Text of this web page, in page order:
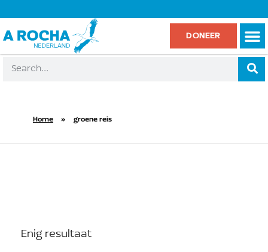
DONEER
Home » groene reis
Enig resultaat